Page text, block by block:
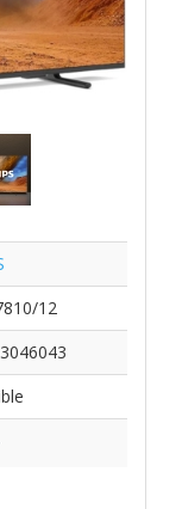
12